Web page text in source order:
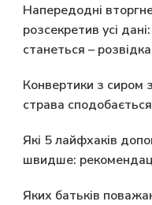
Напередодні
розсекретив усі
станеться – розвідка
Конвертики з сиром
страва
Які 5 лайфхаків
швидше:
Яких батьків